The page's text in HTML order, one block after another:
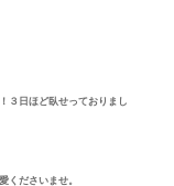
３日ほど臥せっておりまし
くださいませ。